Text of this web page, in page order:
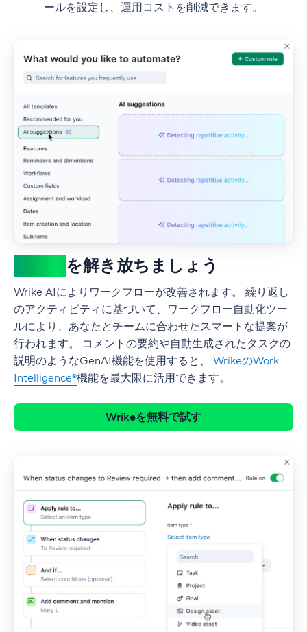
ールを設定し、運用コストを削減できます。
を解き放ちましょう
Wrike AIによりワークフローが改善されます。 繰り返し
のアクティビティに基づいて、ワークフロー自動化ツー
ルにより、あなたとチームに合わせたスマートな提案が
行われます。 コメントの要約や自動生成されたタスクの
説明のようなGenAI機能を使用すると、 WrikeのWork
Intelligence®機能を最大限に活用できます。
Wrikeを無料で試す